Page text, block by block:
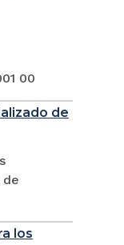
00
de
los